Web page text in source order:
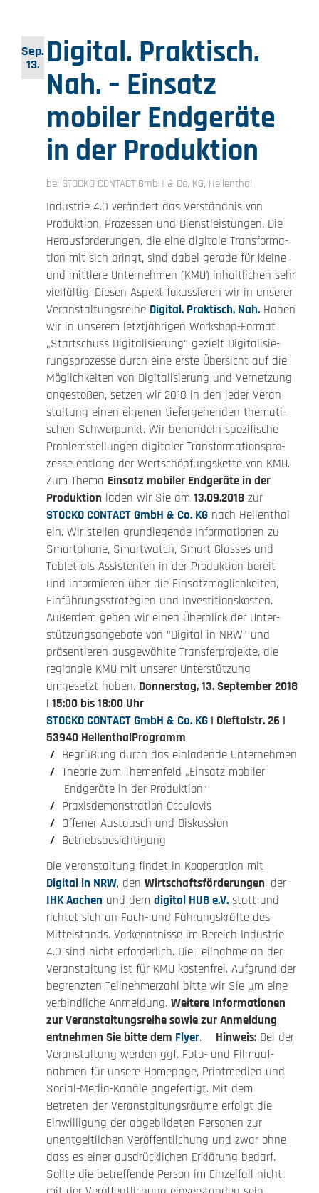
Sep.
13. Digital. Praktisch.
Nah. – Einsatz
mobiler Endgeräte
in der Produk­tion
bei STOCKO CONTACT GmbH & Co. KG, Hellen­thal
Industrie 4.0 verändert das Verständnis von
Produk­tion, Prozessen und Dienst­leis­tungen. Die
Heraus­for­de­rungen, die eine digitale Trans­for­ma­
tion mit sich bringt, sind dabei gerade für kleine
und mittlere Unter­nehmen (KMU) inhalt­li­chen sehr
viel­fältig. Diesen Aspekt fokus­sieren wir in unserer
Veran­stal­tungs­reihe Digital. Praktisch. Nah.Haben
wir in unserem letzt­jäh­rigen Workshop-Format
„Start­schuss Digi­ta­li­sie­rung“ gezielt Digi­ta­li­sie­
rungs­pro­zesse durch eine erste Übersicht auf die
Möglich­keiten von Digi­ta­li­sie­rung und Vernet­zung
ange­stoßen, setzen wir 2018 in den jeder Veran­
stal­tung einen eigenen tiefer­ge­henden thema­ti­
schen Schwer­punkt. Wir behandeln spezi­fi­sche
Problem­stel­lungen digitaler Trans­for­ma­ti­ons­pro­
zesse entlang der Wert­schöp­fungs­kette von KMU.
Zum Thema Einsatz mobiler Endgeräte in der
Produk­tion laden wir Sie am 13.09.2018zur
STOCKO CONTACT GmbH & Co. KGnach Hellen­thal
ein. Wir stellen grund­le­gende Infor­ma­tionen zu
Smart­phone, Smart­watch, Smart Glasses und
Tablet als Assis­tenten in der Produk­tion bereit
und infor­mieren über die Einsatz­mög­lich­keiten,
Einfüh­rungs­stra­te­gien und Inves­ti­ti­ons­kosten.
Außerdem geben wir einen Überblick der Unter­
stüt­zungs­an­ge­bote von "Digital in NRW" und
präsen­tieren ausge­wählte Trans­fer­pro­jekte, die
regionale KMU mit unserer Unter­stüt­zung
umgesetzt haben. Donnerstag, 13. September 2018
| 15:00 bis 18:00 Uhr
STOCKO CONTACT GmbH & Co. KG | Oleft­alstr. 26 |
53940 Hellen­thalProgramm
Begrüßung durch das einladende Unternehmen
Theorie zum Themenfeld „Einsatz mobiler
Endgeräte in der Produktion“
Praxisdemonstration Occulavis
Offener Austausch und Diskussion
Betriebsbesichtigung
Die Veran­stal­tung findet in Koope­ra­tion mit
Digital in NRW, den Wirt­schafts­för­de­rungen, der
IHK Aachen und dem digital HUB e.V.statt und
richtet sich an Fach- und Führungs­kräfte des
Mittel­stands. Vorkennt­nisse im Bereich Industrie
4.0 sind nicht erfor­der­lich. Die Teilnahme an der
Veran­stal­tung ist für KMU kosten­frei. Aufgrund der
begrenzten Teil­neh­mer­zahl bitte wir Sie um eine
verbind­liche Anmeldung. Weitere Informationen
zur Veranstaltungsreihe sowie zur Anmeldung
entnehmen Sie bitte dem Flyer. Hinweis:Bei der
Veran­stal­tung werden ggf. Foto- und Film­auf­
nahmen für unsere Homepage, Print­me­dien und
Social-Media-Kanäle ange­fer­tigt. Mit dem
Betreten der Veran­stal­tungs­räume erfolgt die
Einwil­li­gung der abge­bil­deten Personen zur
unent­gelt­li­chen Veröf­fent­li­chung und zwar ohne
dass es einer ausdrück­li­chen Erklärung bedarf.
Sollte die betref­fende Person im Einzel­fall nicht